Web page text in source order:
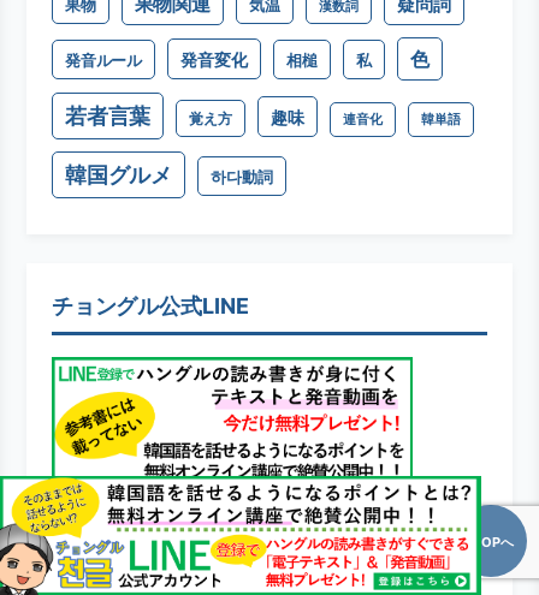
果物 気温 漢数詞
発音ルール 発音変化 相槌 私 色
若者言葉 覚え方 趣味 連音化 韓単語
韓国グルメ 하다動詞
チョングル公式LINE
TOPへ